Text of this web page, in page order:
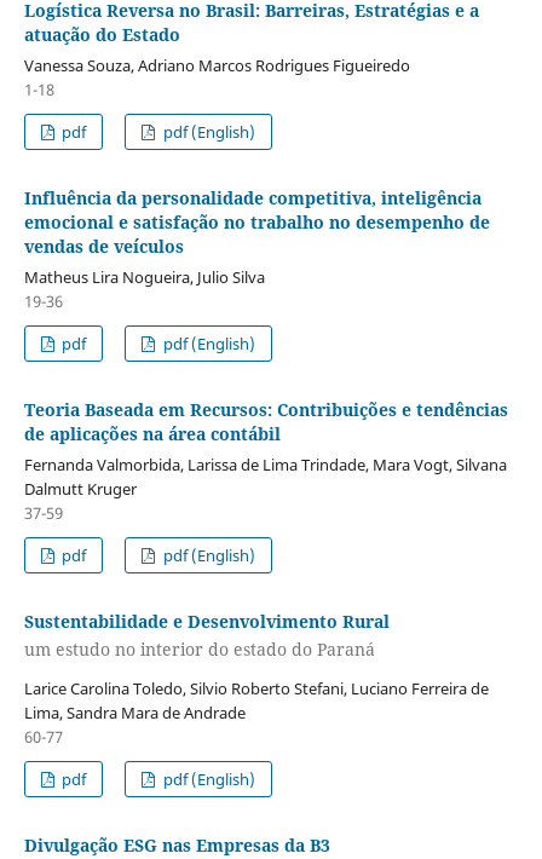
Logística Reversa no Brasil: Barreiras, Estratégias e a
atuação do Estado
Vanessa Souza, Adriano Marcos Rodrigues Figueiredo
1-18
pdf
pdf (English)
Influência da personalidade competitiva, inteligência
emocional e satisfação no trabalho no desempenho de
vendas de veículos
Matheus Lira Nogueira, Julio Silva
19-36
pdf
pdf (English)
Teoria Baseada em Recursos: Contribuições e tendências
de aplicações na área contábil
Fernanda Valmorbida, Larissa de Lima Trindade, Mara Vogt, Silvana
Dalmutt Kruger
37-59
pdf
pdf (English)
Sustentabilidade e Desenvolvimento Rural
um estudo no interior do estado do Paraná
Larice Carolina Toledo, Silvio Roberto Stefani, Luciano Ferreira de
Lima, Sandra Mara de Andrade
60-77
pdf
pdf (English)
Divulgação ESG nas Empresas da B3